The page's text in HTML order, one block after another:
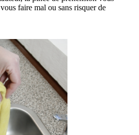
faire mal ou sans risquer de